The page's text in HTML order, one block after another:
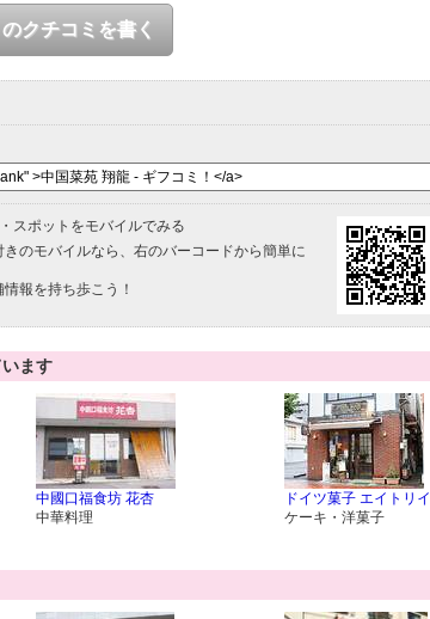
クチコミを書く
スポットをモバイルでみる
きのモバイルなら、右のバーコードから簡単に
報を持ち歩こう！
ます
中國口福食坊 花杏
中華料理
ドイツ菓子 エイトリイ
ケーキ・洋菓子